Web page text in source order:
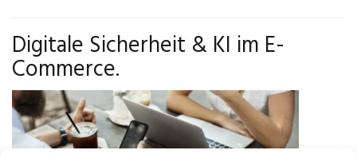
Digitale Sicherheit & KI im E-
Commerce.